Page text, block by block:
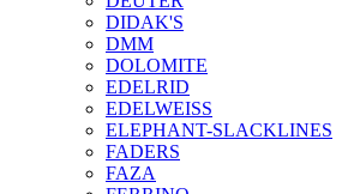
DIDAK'S
DMM
DOLOMITE
EDELRID
EDELWEISS
ELEPHANT-SLACKLINES
FADERS
FAZA